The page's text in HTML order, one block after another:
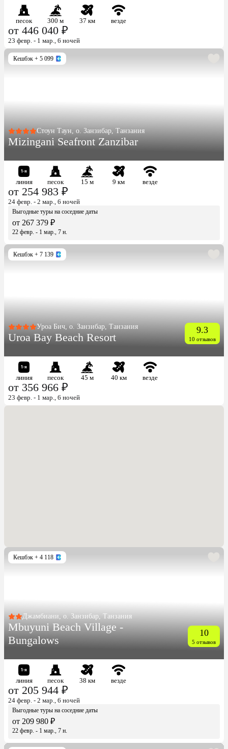
песок 300 м 37 км везде
от 446 040 ₽
23 февр. - 1 мар., 6 ночей
Кешбэк + 5 099
Стоун Таун, о. Занзибар, Танзания
Mizingani Seafront Zanzibar
линия песок 15 м 9 км везде
от 254 983 ₽
24 февр. - 2 мар., 6 ночей
Выгодные туры на соседние даты
от 267 379 ₽
22 февр. - 1 мар., 7 н.
Кешбэк + 7 139
Уроа Бич, о. Занзибар, Танзания
Uroa Bay Beach Resort
9.3
10 отзывов
линия песок 45 м 40 км везде
от 356 966 ₽
23 февр. - 1 мар., 6 ночей
Кешбэк + 4 118
Джамбиани, о. Занзибар, Танзания
Mbuyuni Beach Village -
Bungalows
10
5 отзывов
линия песок 38 км везде
от 205 944 ₽
24 февр. - 2 мар., 6 ночей
Выгодные туры на соседние даты
от 209 980 ₽
22 февр. - 1 мар., 7 н.